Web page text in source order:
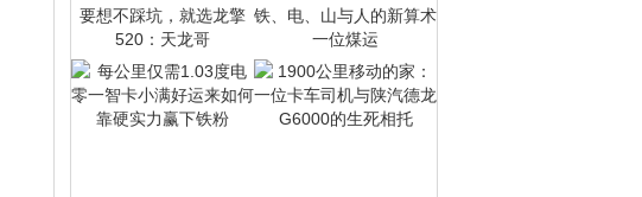
要想不踩坑，就选龙擎
520：天龙哥
铁、电、山与人的新算术
一位煤运